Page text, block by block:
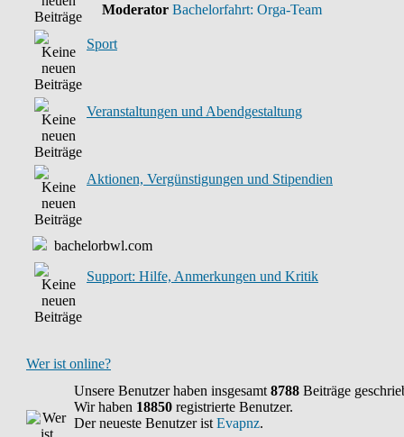
Moderator Bachelorfahrt: Orga-Team
Sport
Veranstaltungen und Abendgestaltung
Aktionen, Vergünstigungen und Stipendien
bachelorbwl.com
Support: Hilfe, Anmerkungen und Kritik
Wer ist online?
Unsere Benutzer haben insgesamt 8788 Beiträge
Wir haben 18850 registrierte Benutzer.
Der neueste Benutzer ist Evapnz.